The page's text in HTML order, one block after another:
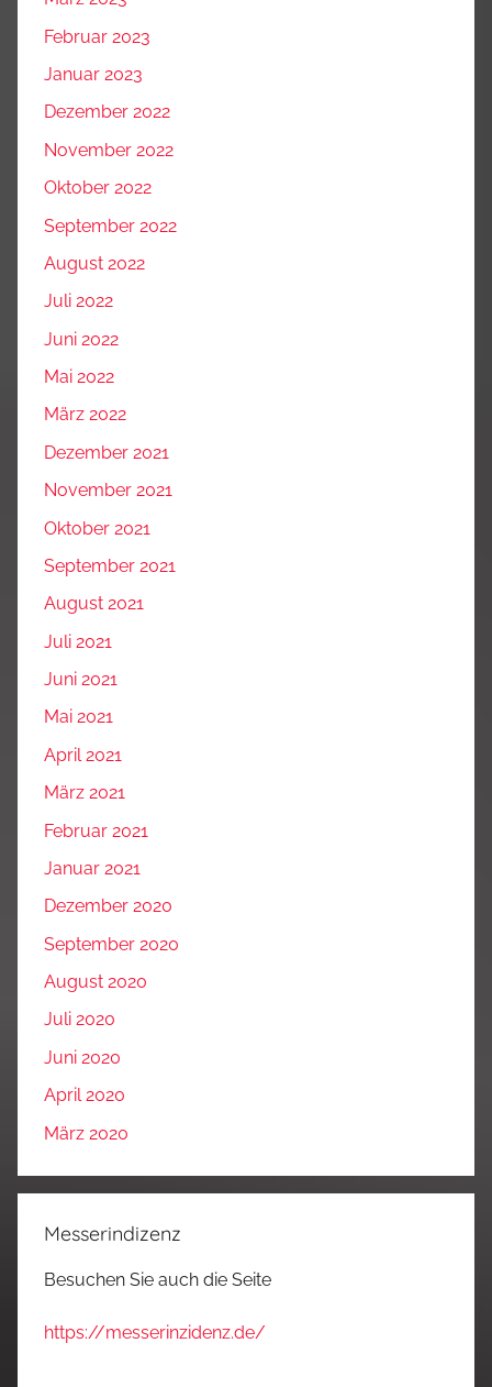
Februar 2023
Januar 2023
Dezember 2022
November 2022
Oktober 2022
September 2022
August 2022
Juli 2022
Juni 2022
Mai 2022
März 2022
Dezember 2021
November 2021
Oktober 2021
September 2021
August 2021
Juli 2021
Juni 2021
Mai 2021
April 2021
März 2021
Februar 2021
Januar 2021
Dezember 2020
September 2020
August 2020
Juli 2020
Juni 2020
April 2020
März 2020
Messerindizenz
Besuchen Sie auch die Seite
https://messerinzidenz.de/